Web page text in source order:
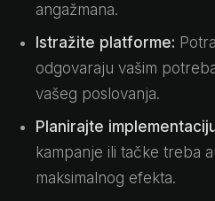
angažmana.
Istražite platforme:
odgovaraju vašim
vašeg poslovanja.
Planirajte
kampanje ili tačke treba
maksimalnog efekta.